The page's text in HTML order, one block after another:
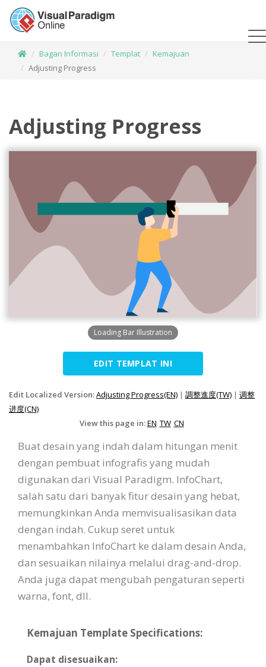
Bagan Informasi Templat
Kemajuan
Adjusting Progress
Adjusting Progress
Loading Bar Illustration
EDIT TEMPLAT INI
Edit Localized Version:Adjusting Progress(EN) | 調整進度(TW) | 调整
进度(CN)
View this page in:EN TW CN
Buat desain yang indah dalam hitungan menit
dengan pembuat infografis yang mudah
digunakan dari Visual Paradigm. InfoChart,
salah satu dari banyak fitur desain yang hebat,
memungkinkan Anda memvisualisasikan data
dengan indah. Cukup seret untuk
menambahkan InfoChart ke dalam desain Anda,
dan sesuaikan nilainya melalui drag-and-drop.
Anda juga dapat mengubah pengaturan seperti
warna, font, dll.
Kemajuan Template Specifications:
Dapat disesuaikan: